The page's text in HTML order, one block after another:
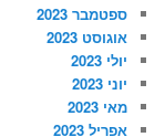
ספטמבר 2023
אוגוסט 2023
יולי 2023
יוני 2023
מאי 2023
אפריל 2023